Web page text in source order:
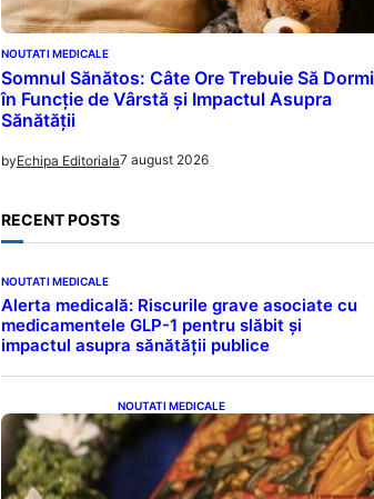
NOUTATI MEDICALE
Somnul Sănătos: Câte Ore Trebuie Să Dormi
în Funcție de Vârstă și Impactul Asupra
Sănătății
byEchipa Editoriala7 august 2026
RECENT POSTS
NOUTATI MEDICALE
Alerta medicală: Riscurile grave asociate cu
medicamentele GLP-1 pentru slăbit și
impactul asupra sănătății publice
NOUTATI MEDICALE
Postul Adormirii Maicii
Domnului: Tradiții, Superstiții și
Implicații Spiritualitate în 2026